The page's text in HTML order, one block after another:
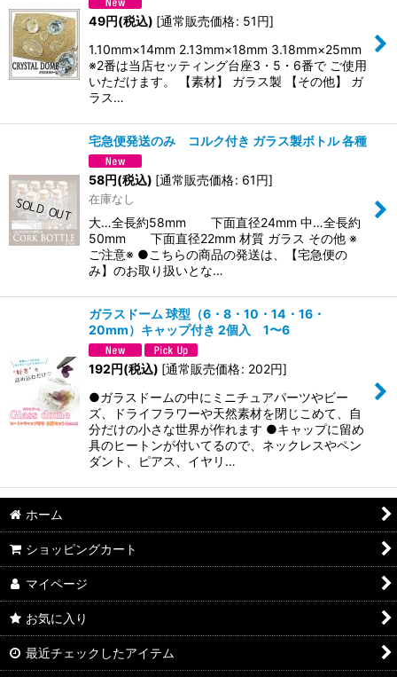
49円(税込) [通常販売価格: 51円]
1.10mm×14mm 2.13mm×18mm 3.18mm×25mm
※2番は当店セッティング台座3・5・6番で ご使用
いただけます。 【素材】 ガラス製 【その他】 ガ
ラス…
宅急便発送のみ コルク付き ガラス製ボトル 各種
58円(税込) [通常販売価格: 61円]
在庫なし
大…全長約58mm 下面直径24mm 中…全長約
50mm 下面直径22mm 材質 ガラス その他 ※
ご注意※ ●こちらの商品の発送は、【宅急便の
み】のお取り扱いとな…
ガラスドーム 球型（6・8・10・14・16・
20mm）キャップ付き 2個入 1〜6
192円(税込) [通常販売価格: 202円]
●ガラスドームの中にミニチュアパーツやビー
ズ、ドライフラワーや天然素材を閉じこめて、自
分だけの小さな世界が作れます ●キャップに留め
具のヒートンが付いてるので、ネックレスやペン
ダント、ピアス、イヤリ…
ホーム
ショッピングカート
マイページ
お気に入り
最近チェックしたアイテム